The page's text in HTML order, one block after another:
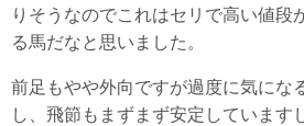
りそうなのでこれはセリで高い値段
る馬だなと思いました。
前足もやや外向ですが過度に気にな
し、飛節もまずまず安定しています